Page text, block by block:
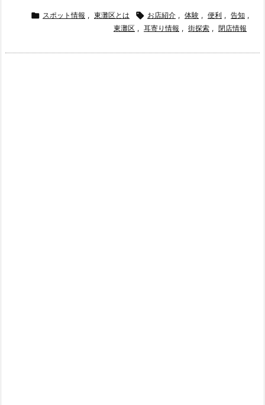
 スポット情報 , 東灘区とは  お店紹介 , 体験 , 便利 , 告知 ,
東灘区 , 耳寄り情報 , 街探索 , 閉店情報